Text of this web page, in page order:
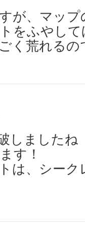
が、マッ
をふやし
く荒れるの
しましたね
す！
は、シー